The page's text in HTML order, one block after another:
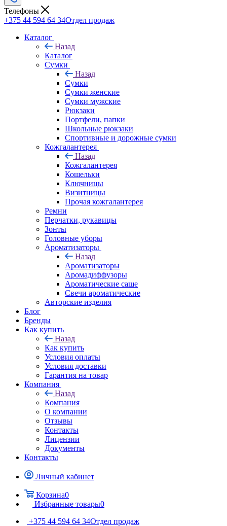
Телефоны
+375 44 594 64 34Отдел продаж
Каталог
Назад
Каталог
Сумки
Назад
Сумки
Сумки женские
Сумки мужские
Рюкзаки
Портфели, папки
Школьные рюкзаки
Спортивные и дорожные сумки
Кожгалантерея
Назад
Кожгалантерея
Кошельки
Ключницы
Визитницы
Прочая кожгалантерея
Ремни
Перчатки, рукавицы
Зонты
Головные уборы
Ароматизаторы
Назад
Ароматизаторы
Аромадиффузоры
Ароматические саше
Свечи ароматические
Авторские изделия
Блог
Бренды
Как купить
Назад
Как купить
Условия оплаты
Условия доставки
Гарантия на товар
Компания
Назад
Компания
О компании
Отзывы
Контакты
Лицензии
Документы
Контакты
Личный кабинет
Корзина0
Избранные товары0
+375 44 594 64 34Отдел продаж